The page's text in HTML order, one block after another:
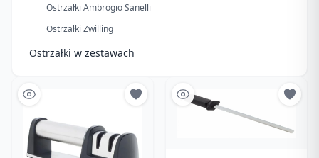
Ostrzałki Ambrogio Sanelli
Ostrzałki Zwilling
Ostrzałki w zestawach